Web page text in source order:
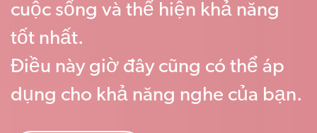
cuộc sống và thể hiện khả năng
tốt nhất.
Điều này giờ đây cũng có thể áp
dụng cho khả năng nghe của bạn.